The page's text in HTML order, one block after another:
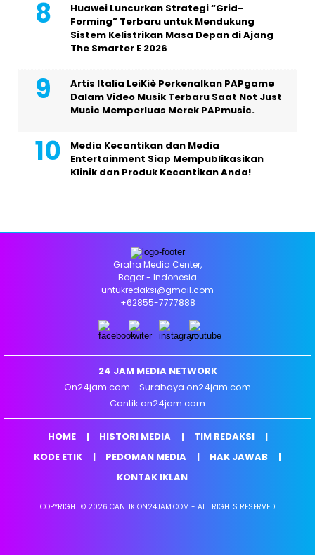
Huawei Luncurkan Strategi “Grid-
Forming” Terbaru untuk Mendukung
Sistem Kelistrikan Masa Depan di Ajang
The Smarter E 2026
Artis Italia LeiKiè Perkenalkan PAPgame
Dalam Video Musik Terbaru Saat Not Just
Music Memperluas Merek PAPmusic.
Media Kecantikan dan Media
Entertainment Siap Mempublikasikan
Klinik dan Produk Kecantikan Anda!
Graha Media Center,
Bogor - Indonesia
untukredaksi@gmail.com
+62855-7777888
24 JAM MEDIA NETWORK
On24jam.com
Surabaya.on24jam.com
Cantik.on24jam.com
HOME HISTORI MEDIA
TIM REDAKSI
KODE ETIK
PEDOMAN MEDIA
HAK JAWAB
KONTAK IKLAN
COPYRIGHT © 2026 CANTIK ON24JAM.COM - ALL RIGHTS RESERVED